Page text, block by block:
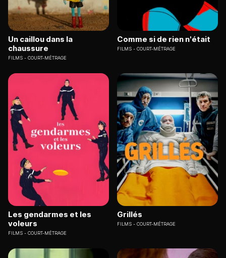
Un caillou dans la
chaussure
FILMS COURT-MÉTRAGE
Comme si de rien n'était
FILMS COURT-MÉTRAGE
Les gendarmes et les
voleurs
FILMS COURT-MÉTRAGE
Grillés
FILMS COURT-MÉTRAGE